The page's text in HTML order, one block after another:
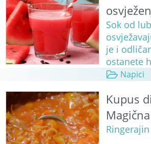
Sok od
je i
ostanete
Napici
Kupus